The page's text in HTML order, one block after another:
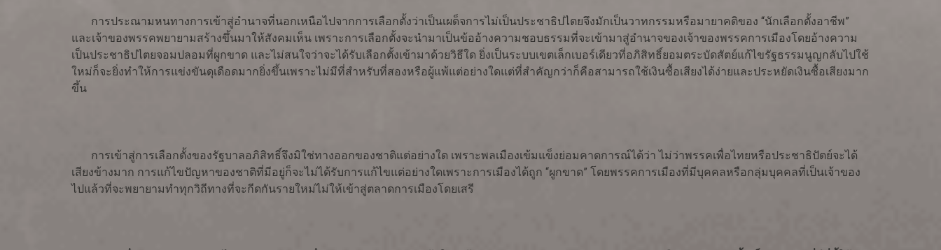
การประณามหนทางการเข้าสู่อำนาจที่นอกเหนือไปจากการเลือกตั้งว่าเป็นเผด็จการไม่เป็นประชาธิปไตยจึงมักเป็นวาทกรรมหรือมายาคติของ “นักเลือกตั้งอาชีพ”
และเจ้าของพรรคพยายามสร้างขึ้นมาให้สังคมเห็น เพราะการเลือกตั้งจะนำมาเป็นข้ออ้างความชอบธรรมที่จะเข้ามาสู่อำนาจของเจ้าของพรรคการเมืองโดยอ้างความ
เป็นประชาธิปไตยจอมปลอมที่ผูกขาด และไม่สนใจว่าจะได้รับเลือกตั้งเข้ามาด้วยวิธีใด ยิ่งเป็นระบบเขตเล็กเบอร์เดียวที่อภิสิทธิ์ยอมตระบัดสัตย์แก้ไขรัฐธรรมนูญกลับไปใช้
ใหม่ก็จะยิ่งทำให้การแข่งขันดุเดือดมากยิ่งขึ้นเพราะไม่มีที่สำหรับที่สองหรือผู้แพ้แต่อย่างใดแต่ที่สำคัญกว่าก็คือสามารถใช้เงินซื้อเสียงได้ง่ายและประหยัดเงินซื้อเสียงมาก
ขึ้น
การเข้าสู่การเลือกตั้งของรัฐบาลอภิสิทธิ์จึงมิใช่ทางออกของชาติแต่อย่างใด เพราะพลเมืองเข้มแข็งย่อมคาดการณ์ได้ว่า ไม่ว่าพรรคเพื่อไทยหรือประชาธิปัตย์จะได้
เสียงข้างมาก การแก้ไขปัญหาของชาติที่มีอยู่ก็จะไม่ได้รับการแก้ไขแต่อย่างใดเพราะการเมืองได้ถูก “ผูกขาด” โดยพรรคการเมืองที่มีบุคคลหรือกลุ่มบุคคลที่เป็นเจ้าของ
ไปแล้วที่จะพยายามทำทุกวิถีทางที่จะกีดกันรายใหม่ไม่ให้เข้าสู่ตลาดการเมืองโดยเสรี